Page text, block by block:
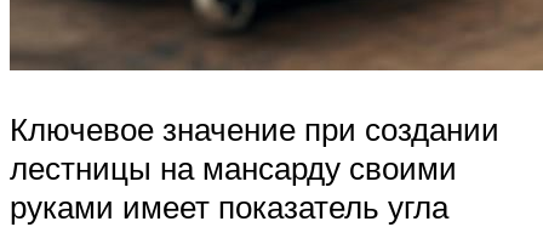
Ключевое значение при создании
лестницы на мансарду своими
руками имеет показатель угла